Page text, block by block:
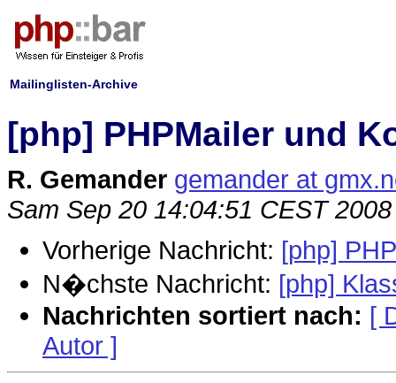
Mailinglisten-Archive
[php] PHPMailer und
R. Gemander gemander at
Sam Sep 20 14:04:51 CEST 2008
Vorherige Nachricht: [php]
N�chste Nachricht: [php]
Nachrichten sortiert nach: [
Autor ]